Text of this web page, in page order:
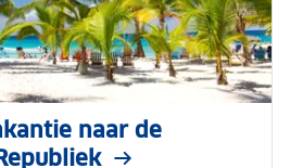
naar de